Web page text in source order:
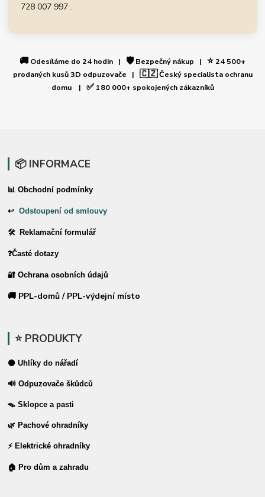
728 007 997 .
🚚 Odesíláme do 24 hodin | 🛡️Bezpečný nákup | ⭐24 500+
prodaných kusů 3D odpuzovače | 🇨🇿Český specialista ochranu
domu | ✅180 000+ spokojených zákazníků
📦 INFORMACE
📊 Obchodní podmínky
↩Odstoupení od smlouvy
🛠 Reklamační formulář
❓Časté dotazy
🔐 Ochrana osobních údajů
🚚 PPL-domů / PPL-výdejní místo
⭐ PRODUKTY
⚫ Uhlíky do nářadí
🔊 Odpuzovače škůdců
🪤 Sklopce a pasti
🌿 Pachové ohradníky
⚡ Elektrické ohradníky
🏠 Pro dům a zahradu